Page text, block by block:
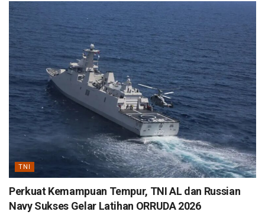
TNI
Perkuat Kemampuan Tempur, TNI AL dan Russian
Navy Sukses Gelar Latihan ORRUDA 2026